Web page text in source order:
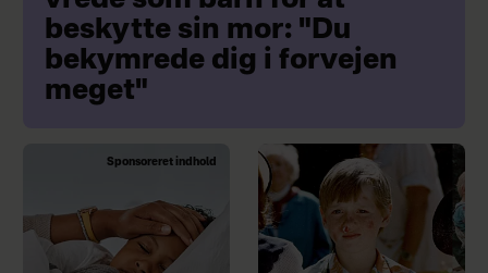
beskytte sin mor: "Du
bekymrede dig i forvejen
meget"
Sponsoreret indhold